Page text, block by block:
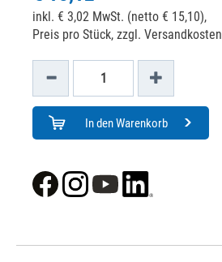
inkl. € 3,02 MwSt. (netto € 15,10),
Preis pro Stück, zzgl. Versandkosten
In den Warenkorb